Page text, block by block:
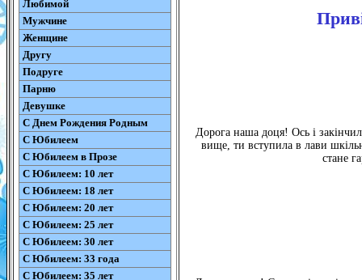
Любимой
Мужчине
Женщине
Другу
Подруге
Парню
Девушке
С Днем Рождения Родным
С Юбилеем
С Юбилеем в Прозе
С Юбилеем: 10 лет
С Юбилеем: 18 лет
С Юбилеем: 20 лет
С Юбилеем: 25 лет
С Юбилеем: 30 лет
С Юбилеем: 33 года
С Юбилеем: 35 лет
Дорога наша доця! Ось і
вище, ти вступила в лави
стане